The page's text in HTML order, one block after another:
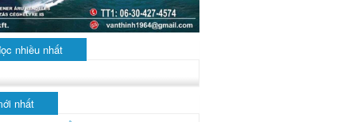
nhiều nhất
nhất